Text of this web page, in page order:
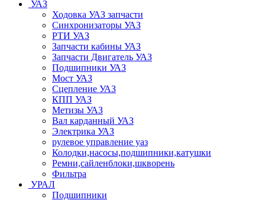
УАЗ
Ходовка УАЗ запчасти
Синхронизаторы УАЗ
РТИ УАЗ
Запчасти кабины УАЗ
Запчасти Двигатель УАЗ
Подшипники УАЗ
Мост УАЗ
Сцепление УАЗ
КПП УАЗ
Метизы УАЗ
Вал карданный УАЗ
Электрика УАЗ
рулевое управление уаз
Колодки,насосы,подшипники,катушки
Ремни,сайленблоки,шкворень
Фильтра
УРАЛ
Подшипники